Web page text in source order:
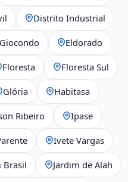
Distrito Industrial
Eldorado
Floresta Floresta Sul
Glória Habitasa
Ribeiro Ipase
Ivete Vargas
Brasil Jardim de Alah